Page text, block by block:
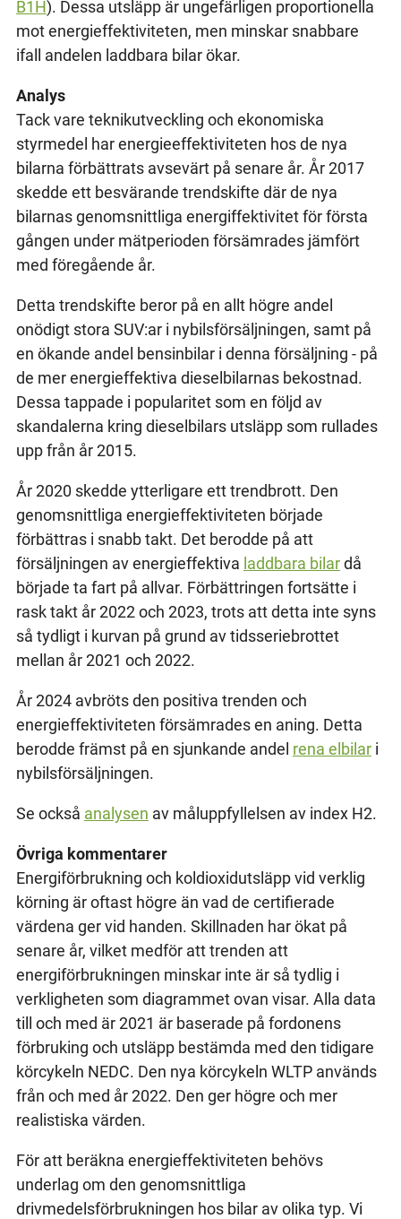
B1H). Dessa utsläpp är ungefärligen proportionella
mot energieffektiviteten, men minskar snabbare
ifall andelen laddbara bilar ökar.
Analys
Tack vare teknikutveckling och ekonomiska
styrmedel har energieeffektiviteten hos de nya
bilarna förbättrats avsevärt på senare år. År 2017
skedde ett besvärande trendskifte där de nya
bilarnas genomsnittliga energiffektivitet för första
gången under mätperioden försämrades jämfört
med föregående år.
Detta trendskifte beror på en allt högre andel
onödigt stora SUV:ar i nybilsförsäljningen, samt på
en ökande andel bensinbilar i denna försäljning - på
de mer energieffektiva dieselbilarnas bekostnad.
Dessa tappade i popularitet som en följd av
skandalerna kring dieselbilars utsläpp som rullades
upp från år 2015.
År 2020 skedde ytterligare ett trendbrott. Den
genomsnittliga energieffektiviteten började
förbättras i snabb takt. Det berodde på att
försäljningen av energieffektiva laddbara bilardå
började ta fart på allvar. Förbättringen fortsätte i
rask takt år 2022 och 2023, trots att detta inte syns
så tydligt i kurvan på grund av tidsseriebrottet
mellan år 2021 och 2022.
År 2024 avbröts den positiva trenden och
energieffektiviteten försämrades en aning. Detta
berodde främst på en sjunkande andel rena elbilari
nybilsförsäljningen.
Se också analysen av måluppfyllelsen av index H2.
Övriga kommentarer
Energiförbrukning och koldioxidutsläpp vid verklig
körning är oftast högre än vad de certifierade
värdena ger vid handen. Skillnaden har ökat på
senare år, vilket medför att trenden att
energiförbrukningen minskar inte är så tydlig i
verkligheten som diagrammet ovan visar. Alla data
till och med är 2021 är baserade på fordonens
förbruking och utsläpp bestämda med den tidigare
körcykeln NEDC. Den nya körcykeln WLTP används
från och med år 2022. Den ger högre och mer
realistiska värden.
För att beräkna energieffektiviteten behövs
underlag om den genomsnittliga
drivmedelsförbrukningen hos bilar av olika typ. Vi